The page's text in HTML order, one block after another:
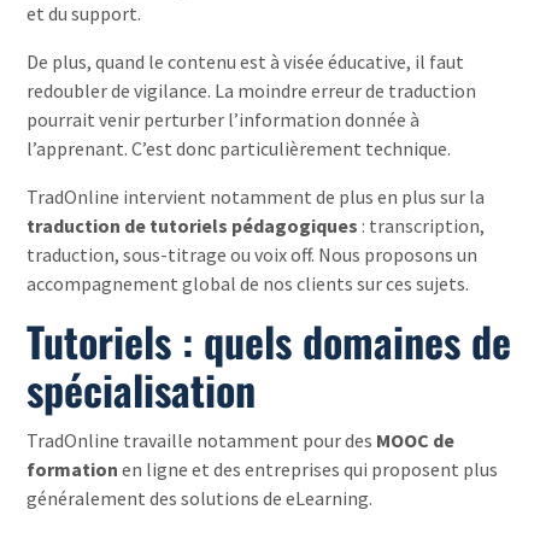
et du support.
De plus, quand le contenu est à visée éducative, il faut
redoubler de vigilance. La moindre erreur de traduction
pourrait venir perturber l’information donnée à
l’apprenant. C’est donc particulièrement technique.
TradOnline intervient notamment de plus en plus sur la
traduction de tutoriels pédagogiques : transcription,
traduction, sous-titrage ou voix off. Nous proposons un
accompagnement global de nos clients sur ces sujets.
Tutoriels : quels domaines de
spécialisation
TradOnline travaille notamment pour des MOOC de
formation en ligne et des entreprises qui proposent plus
généralement des solutions de eLearning.